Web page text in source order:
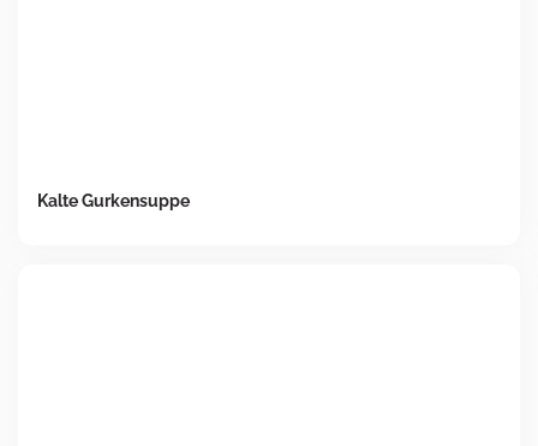
Kalte Gurkensuppe